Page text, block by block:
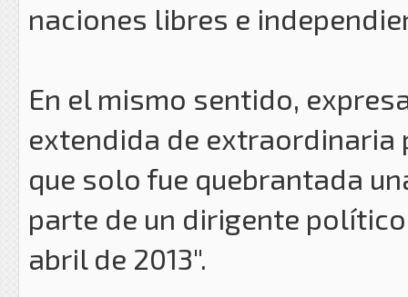
naciones libres e
En el mismo sentido,
extendida de extraordinaria
que solo fue quebrantada
parte de un dirigente
abril de 2013".